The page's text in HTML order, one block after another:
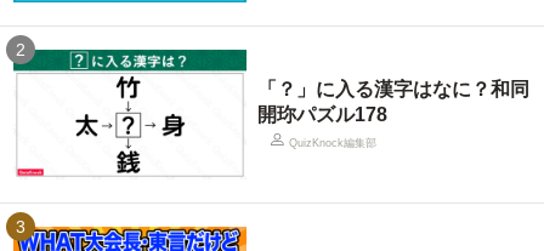
2
「？」に入る漢字はなに？和同
開珎パズル178
QuizKnock編集部
3